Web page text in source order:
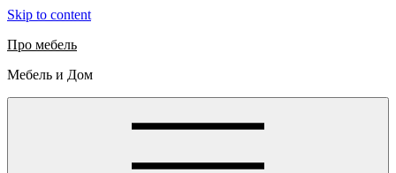
Skip to content
Про мебель
Мебель и Дом